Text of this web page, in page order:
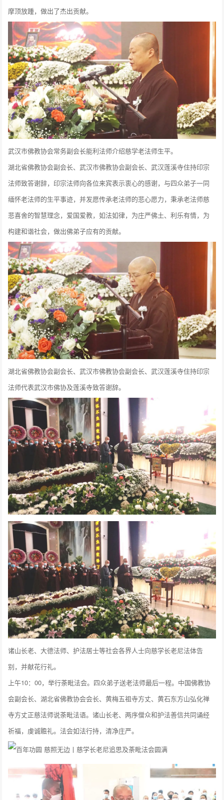
摩顶放踵，做出了杰出贡献。
武汉市佛教协会常务副会长能利法师介绍慈学老法师生平。
湖北省佛教协会副会长、武汉市佛教协会副会长、武汉莲溪寺住持印宗
法师致答谢辞，印宗法师向各位来宾表示衷心的感谢，与四众弟子一同
缅怀老法师的生平事迹，并发愿传承老法师的悲心愿力，秉承老法师慈
悲喜舍的智慧理念，爱国爱教，如法如律，为庄严佛土、利乐有情，为
构建和谐社会，做出佛弟子应有的贡献。
湖北省佛教协会副会长、武汉市佛教协会副会长、武汉莲溪寺住持印宗
法师代表武汉市佛协及莲溪寺致答谢辞。
诸山长老、大德法师、护法居士等社会各界人士向慈学长老尼法体告
别，并献花行礼。
上午10：00，举行荼毗法会。四众弟子送老法师最后一程。中国佛教协
会副会长、湖北省佛教协会会长、黄梅五祖寺方丈、黄石东方山弘化禅
寺方丈正慈法师说荼毗法语。诸山长老、两序僧众和护法善信共同诵经
祈福，虔诚瞻礼。法会如法行持，清净庄严。